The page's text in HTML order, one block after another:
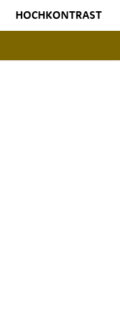
HOCHKONTRAST